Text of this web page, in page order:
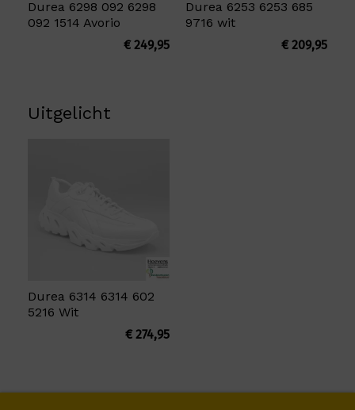
Durea 6298 092 6298
092 1514 Avorio
€249,95
Durea 6253 6253 685
9716 wit
€209,95
Uitgelicht
Durea 6314 6314 602
5216 Wit
€274,95